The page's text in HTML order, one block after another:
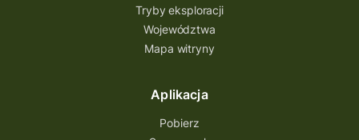
Tryby eksploracji
Województwa
Mapa witryny
Aplikacja
Pobierz